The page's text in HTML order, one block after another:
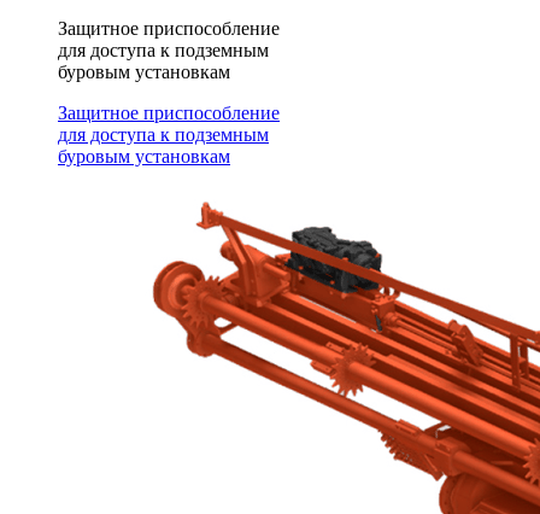
Защитное приспособление
для доступа к подземным
буровым установкам
Защитное приспособление
для доступа к подземным
буровым установкам